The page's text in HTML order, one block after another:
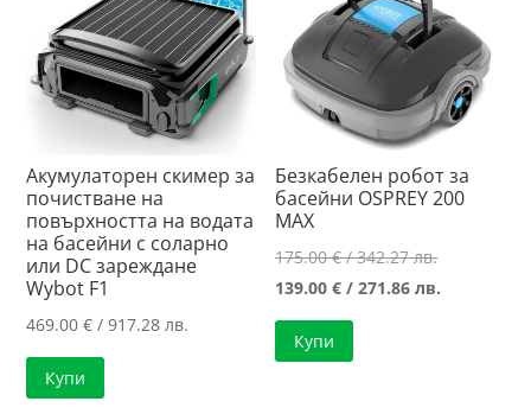
Акумулаторен скимер за
почистване на
повърхността на водата
на басейни с соларно
или DC зареждане
Wybot F1
469.00€ / 917.28 лв.
Купи
Безкабелен робот за
басейни OSPREY 200
MAX
175.00€/ 342.27 лв.Original
price
139.00€ / 271.86 лв.
Купи